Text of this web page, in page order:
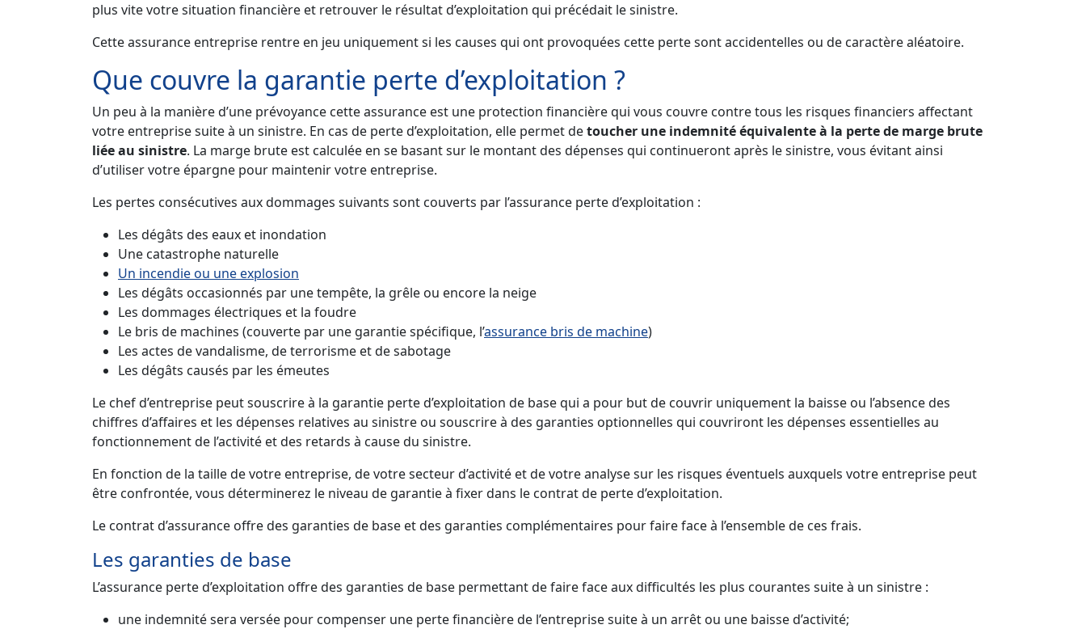
plus vite votre situation financière et retrouver le résultat d’exploitation qui précédait le sinistre.
Cette assurance entreprise rentre en jeu uniquement si les causes qui ont provoquées cette perte sont accidentelles ou de caractère aléatoire.
Que couvre la garantie perte d’exploitation ?
Un peu à la manière d’une prévoyance cette assurance est une protection financière qui vous couvre contre tous les risques financiers affectant
votre entreprise suite à un sinistre. En cas de perte d’exploitation, elle permet detoucher une indemnité équivalente à la perte de marge brute
liée au sinistre. La marge brute est calculée en se basant sur le montant des dépenses qui continueront après le sinistre, vous évitant ainsi
d’utiliser votre épargne pour maintenir votre entreprise.
Les pertes consécutives aux dommages suivants sont couverts par l’assurance perte d’exploitation :
Les dégâts des eaux et inondation
Une catastrophe naturelle
Un incendie ou une explosion
Les dégâts occasionnés par une tempête, la grêle ou encore la neige
Les dommages électriques et la foudre
Le bris de machines (couverte par une garantie spécifique, l’assurance bris de machine)
Les actes de vandalisme, de terrorisme et de sabotage
Les dégâts causés par les émeutes
Le chef d’entreprise peut souscrire à la garantie perte d’exploitation de base qui a pour but de couvrir uniquement la baisse ou l’absence des
chiffres d’affaires et les dépenses relatives au sinistre ou souscrire à des garanties optionnelles qui couvriront les dépenses essentielles au
fonctionnement de l’activité et des retards à cause du sinistre.
En fonction de la taille de votre entreprise, de votre secteur d’activité et de votre analyse sur les risques éventuels auxquels votre entreprise peut
être confrontée, vous déterminerez le niveau de garantie à fixer dans le contrat de perte d’exploitation.
Le contrat d’assurance offre des garanties de base et des garanties complémentaires pour faire face à l’ensemble de ces frais.
Les garanties de base
L’assurance perte d’exploitation offre des garanties de base permettant de faire face aux difficultés les plus courantes suite à un sinistre :
une indemnité sera versée pour compenser une perte financière de l’entreprise suite à un arrêt ou une baisse d’activité;